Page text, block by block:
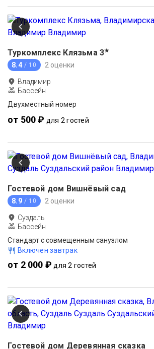
Туркомплекс Клязьма 3★
8.4 / 10 2 оценки
Владимир
Бассейн
Двухместный номер
от 500 ₽ для 2 гостей
Гостевой дом Вишнёвый сад
8.9 / 10 2 оценки
Суздаль
Бассейн
Стандарт с совмещенным санузлом
Включен завтрак
от 2 000 ₽ для 2 гостей
Гостевой дом Деревянная сказка